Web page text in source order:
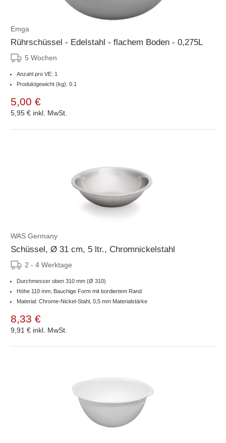
Emga
Rührschüssel - Edelstahl - flachem Boden - 0,275L
5 Wochen
Anzahl pro VE: 1
Produktgewicht (kg): 0.1
5,00 €
5,95 € inkl. MwSt.
WAS Germany
Schüssel, Ø 31 cm, 5 ltr., Chromnickelstahl
2 - 4 Werktage
Durchmesser oben 310 mm (Ø 310)
Höhe 110 mm; Bauchige Form mit bordiertem Rand
Material: Chrome-Nickel-Stahl, 0,5 mm Materialstärke
8,33 €
9,91 € inkl. MwSt.